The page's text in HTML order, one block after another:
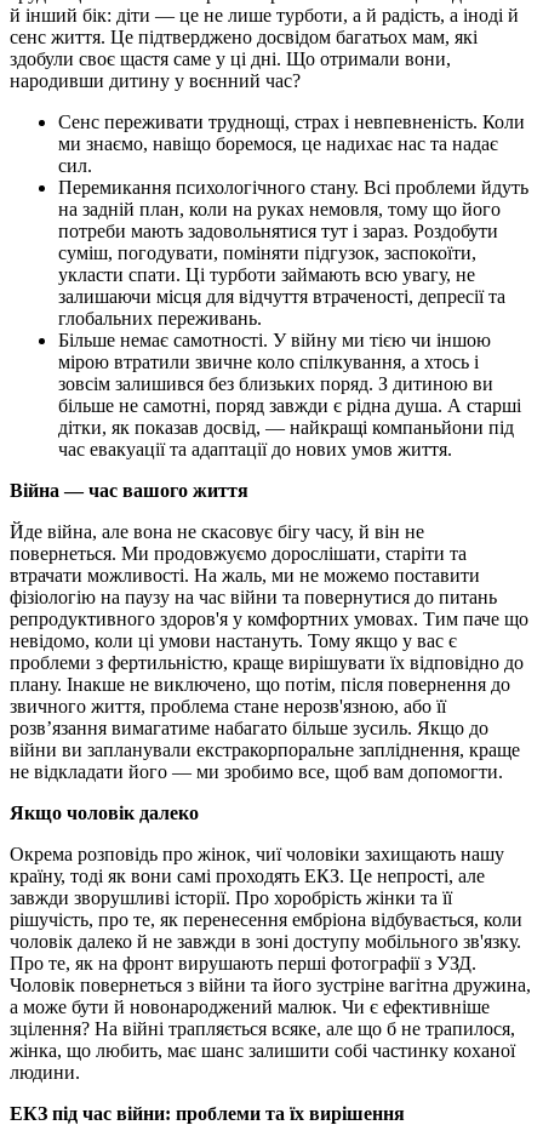
й інший бік: діти — це не лише турботи, а й радість, а іноді й
сенс життя. Це підтверджено досвідом багатьох мам, які
здобули своє щастя саме у ці дні. Що отримали вони,
народивши дитину у воєнний час?
Сенс переживати труднощі, страх і невпевненість. Коли
ми знаємо, навіщо боремося, це надихає нас та надає
сил.
Перемикання психологічного стану. Всі проблеми йдуть
на задній план, коли на руках немовля, тому що його
потреби мають задовольнятися тут і зараз. Роздобути
суміш, погодувати, поміняти підгузок, заспокоїти,
укласти спати. Ці турботи займають всю увагу, не
залишаючи місця для відчуття втраченості, депресії та
глобальних переживань.
Більше немає самотності. У війну ми тією чи іншою
мірою втратили звичне коло спілкування, а хтось і
зовсім залишився без близьких поряд. З дитиною ви
більше не самотні, поряд завжди є рідна душа. А старші
дітки, як показав досвід, — найкращі компаньйони під
час евакуації та адаптації до нових умов життя.
Війна — час вашого життя
Йде війна, але вона не скасовує бігу часу, й він не
повернеться. Ми продовжуємо дорослішати, старіти та
втрачати можливості. На жаль, ми не можемо поставити
фізіологію на паузу на час війни та повернутися до питань
репродуктивного здоров'я у комфортних умовах. Тим паче що
невідомо, коли ці умови настануть. Тому якщо у вас є
проблеми з фертильністю, краще вирішувати їх відповідно до
плану. Інакше не виключено, що потім, після повернення до
звичного життя, проблема стане нерозв'язною, або її
розв’язання вимагатиме набагато більше зусиль. Якщо до
війни ви запланували екстракорпоральне запліднення, краще
не відкладати його — ми зробимо все, щоб вам допомогти.
Якщо чоловік далеко
Окрема розповідь про жінок, чиї чоловіки захищають нашу
країну, тоді як вони самі проходять ЕКЗ. Це непрості, але
завжди зворушливі історії. Про хоробрість жінки та її
рішучість, про те, як перенесення ембріона відбувається, коли
чоловік далеко й не завжди в зоні доступу мобільного зв'язку.
Про те, як на фронт вирушають перші фотографії з УЗД.
Чоловік повернеться з війни та його зустріне вагітна дружина,
а може бути й новонароджений малюк. Чи є ефективніше
зцілення? На війні трапляється всяке, але що б не трапилося,
жінка, що любить, має шанс залишити собі частинку коханої
людини.
ЕКЗ під час війни: проблеми та їх вирішення